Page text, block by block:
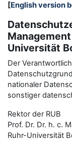
[English version
Universität
Der
nationaler
sonstiger
Rektor der RUB
Prof. Dr. Dr. h. c.
Ruhr-Universität